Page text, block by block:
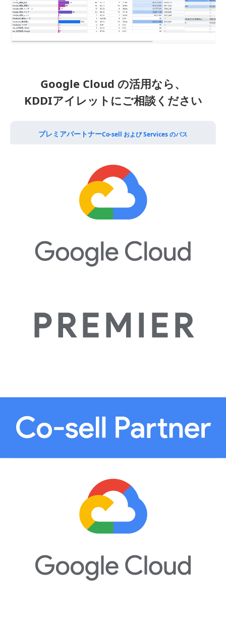
Google Cloud の活用なら、
KDDIアイレットにご相談ください
プレミアパートナーCo-sell および Services のパス